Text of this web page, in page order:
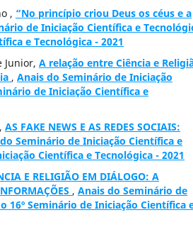
, “No princípio criou Deus os céus e a
de Iniciação Científica e
e Tecnológica - 2021
Junior, A relação entre Ciência e
, Anais do Seminário de Iniciação
de Iniciação Científica e
AS FAKE NEWS E AS REDES SOCIAIS:
Seminário de Iniciação Científica e
Científica e Tecnológica - 2021
E RELIGIÃO EM DIÁLOGO: A
, Anais do Seminário de
16º Seminário de Iniciação Científica